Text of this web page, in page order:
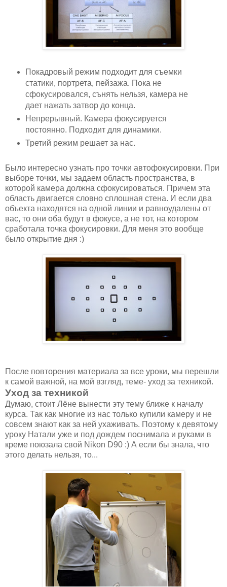
Покадровый режим подходит для съемки
статики, портрета, пейзажа. Пока не
сфокусировался, сънять нельзя, камера не
дает нажать затвор до конца.
Непрерывный. Камера фокусируется
постоянно. Подходит для динамики.
Третий режим решает за нас.
Было интересно узнать про точки автофокусировки. При
выборе точки, мы задаем область пространства, в
которой камера должна сфокусироваться. Причем эта
область двигается словно сплошная стена. И если два
объекта находятся на одной линии и равноудалены от
вас, то они оба будут в фокусе, а не тот, на котором
сработала точка фокусировки. Для меня это вообще
было открытие дня :)
После повторения материала за все уроки, мы перешли
к самой важной, на мой взгляд, теме- уход за техникой.
Уход за техникой
Думаю, стоит Лёне вынести эту тему ближе к началу
курса. Так как многие из нас только купили камеру и не
совсем знают как за ней ухаживать. Поэтому к девятому
уроку Натали уже и под дождем поснимала и руками в
креме поюзала свой Nikon D90 :) А если бы знала, что
этого делать нельзя, то...